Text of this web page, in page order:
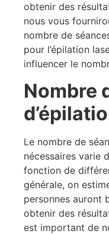
obtenir des
nous vous
nombre de
pour l’épilation
influencer le
Nombre
Le nombre de
nécessaires varie
fonction de
générale, on
personnes auront
obtenir des
est important de